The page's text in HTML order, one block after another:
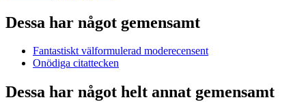
Dessa har något gemensamt
Fantastiskt välformulerad moderecensent
Onödiga citattecken
Dessa har något helt annat gemensamt